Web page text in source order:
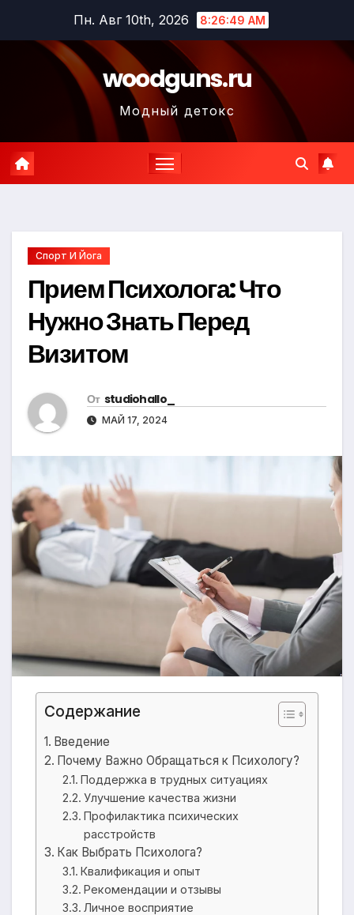
содержимому
Пн. Авг 10th, 2026 8:26:50 AM
woodguns.ru
Модный детокс
Спорт И Йога
Прием Психолога: Что
Нужно Знать Перед
Визитом
От studiohallo_
МАЙ 17, 2024
Содержание
Введение
Почему Важно Обращаться к Психологу?
Поддержка в трудных ситуациях
Улучшение качества жизни
Профилактика психических
расстройств
Как Выбрать Психолога?
Квалификация и опыт
Рекомендации и отзывы
Личное восприятие